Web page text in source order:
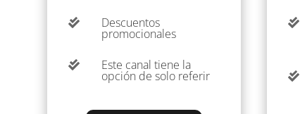
 Descuentos
promocionales
 Este canal tiene la
opción de solo referir

